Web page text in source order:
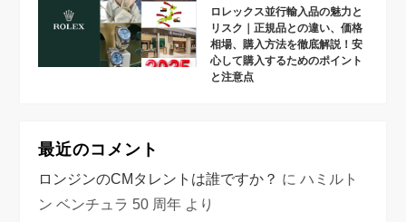
ロレックス並行輸入品の魅力と
リスク｜正規品との違い、価格
相場、購入方法を徹底解説！安
心して購入するためのポイント
と注意点
最近のコメント
ロンジンのCMタレントは誰ですか？ にハミルト
ン ベンチュラ 50 周年 より